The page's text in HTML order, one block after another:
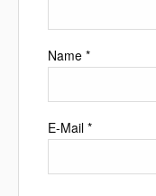
Name *
E-Mail *